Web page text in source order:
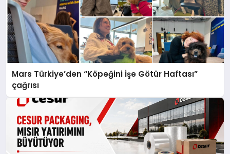
Mars Türkiye’den “Köpeğini İşe Götür Haftası”
çağrısı